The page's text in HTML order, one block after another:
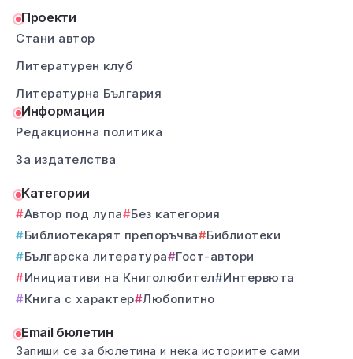
Проекти
Стани автор
Литературен клуб
Литературна България
Информация
Редакционна политика
За издателства
Категории
Автор под лупа
Без категория
Библиотекарят препоръчва
Библиотеки
Българска литература
Гост-автори
Инициативи на Книголюбител
Интервюта
Книга с характер Любопитно
Email бюлетин
Запиши се за бюлетина и нека историите сами